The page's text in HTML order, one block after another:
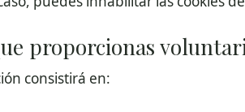
proporcionas
consistirá en: